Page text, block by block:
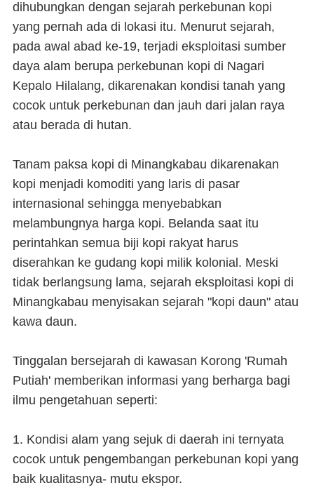
dihubungkan dengan sejarah perkebunan kopi
yang pernah ada di lokasi itu. Menurut sejarah,
pada awal abad ke-19, terjadi eksploitasi sumber
daya alam berupa perkebunan kopi di Nagari
Kepalo Hilalang, dikarenakan kondisi tanah yang
cocok untuk perkebunan dan jauh dari jalan raya
atau berada di hutan.
Tanam paksa kopi di Minangkabau dikarenakan
kopi menjadi komoditi yang laris di pasar
internasional sehingga menyebabkan
melambungnya harga kopi. Belanda saat itu
perintahkan semua biji kopi rakyat harus
diserahkan ke gudang kopi milik kolonial. Meski
tidak berlangsung lama, sejarah eksploitasi kopi di
Minangkabau menyisakan sejarah "kopi daun" atau
kawa daun.
Tinggalan bersejarah di kawasan Korong 'Rumah
Putiah' memberikan informasi yang berharga bagi
ilmu pengetahuan seperti:
1. Kondisi alam yang sejuk di daerah ini ternyata
cocok untuk pengembangan perkebunan kopi yang
baik kualitasnya- mutu ekspor.